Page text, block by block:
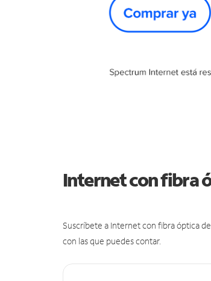
Internet con fibra
Suscríbete a Internet con fibra óptica
con las que puedes contar.